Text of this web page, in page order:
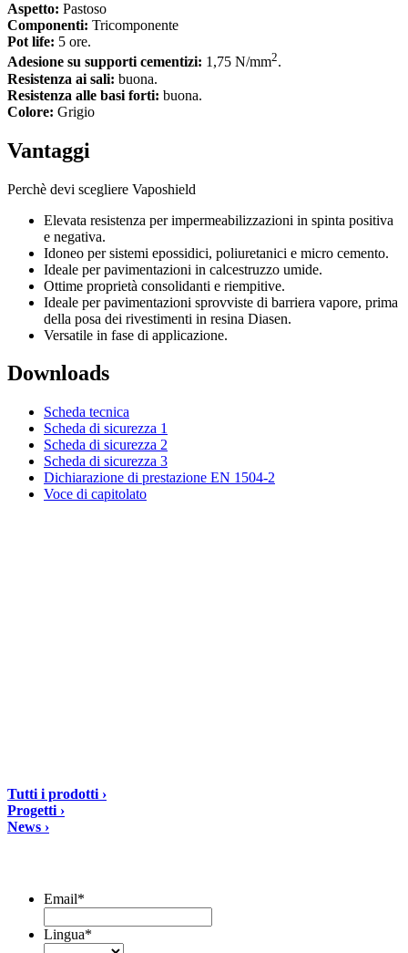
Aspetto: Pastoso
Componenti: Tricomponente
Pot life: 5 ore.
Adesione su supporti cementizi: 1,75 N/mm2.
Resistenza ai sali: buona.
Resistenza alle basi forti: buona.
Colore: Grigio
Vantaggi
Perchè devi scegliere Vaposhield
Elevata resistenza per impermeabilizzazioni in spinta positiva
e negativa.
Idoneo per sistemi epossidici, poliuretanici e micro cemento.
Ideale per pavimentazioni in calcestruzzo umide.
Ottime proprietà consolidanti e riempitive.
Ideale per pavimentazioni sprovviste di barriera vapore, prima
della posa dei rivestimenti in resina Diasen.
Versatile in fase di applicazione.
Downloads
Scheda tecnica
Scheda di sicurezza 1
Scheda di sicurezza 2
Scheda di sicurezza 3
Dichiarazione di prestazione EN 1504-2
Voce di capitolato
Tutti i prodotti ›
Progetti ›
News ›
Email*
Lingua*